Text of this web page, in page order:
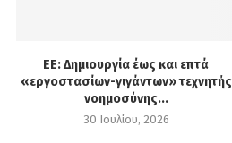
ΕΕ: Δημιουργία έως και επτά
«εργοστασίων-γιγάντων» τεχνητής
νοημοσύνης...
30 Ιουλίου, 2026